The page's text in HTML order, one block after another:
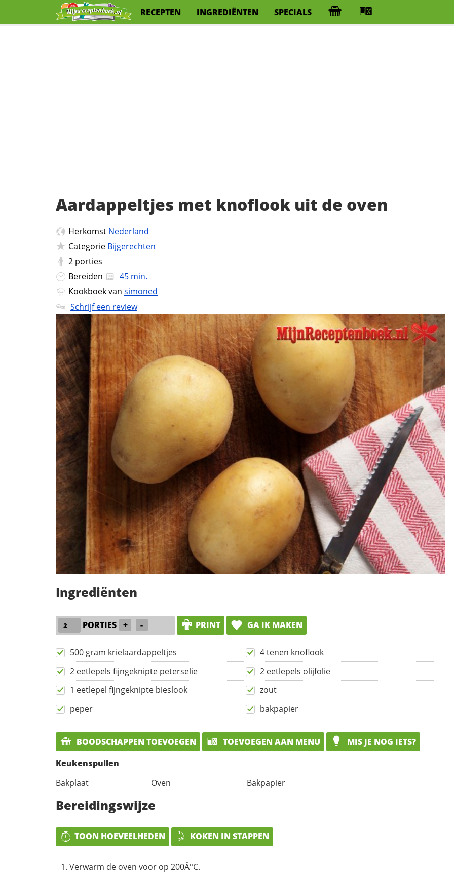
RECEPTEN INGREDIËNTEN SPECIALS
Aardappeltjes met knoflook uit de oven
Herkomst Nederland
Categorie Bijgerechten
2 porties
Bereiden
45 min.
Kookboek van simoned
Schrijf een review
Ingrediënten
PORTIES + - PRINT GA IK MAKEN
500 gram krielaardappeltjes
4 tenen knoflook
2 eetlepels fijngeknipte peterselie
2 eetlepels olijfolie
1 eetlepel fijngeknipte bieslook
zout
peper
bakpapier
BOODSCHAPPEN TOEVOEGEN TOEVOEGEN AAN MENU
MIS JE NOG IETS?
Keukenspullen
Bakplaat
Oven Bakpapier
Bereidingswijze
TOON HOEVEELHEDEN KOKEN IN STAPPEN
Verwarm de oven voor op 200Â°C.